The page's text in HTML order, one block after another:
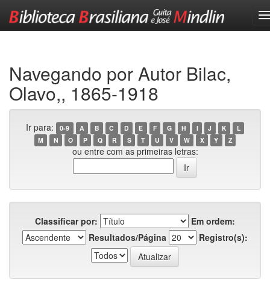
Navegando por Autor Bilac,
Olavo,, 1865-1918
Ir para: 0-9 A B C D E F G H I J K
L
M
N O P Q R S T U V W X Y Z
ou entre com as primeiras letras:
Classificar por:
Em ordem:
Resultados/Página
Registro(s):